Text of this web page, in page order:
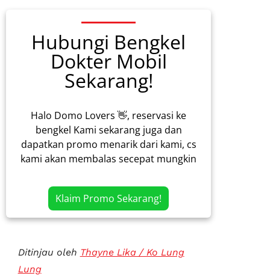
Hubungi Bengkel
Dokter Mobil
Sekarang!
Halo Domo Lovers 👋, reservasi ke
bengkel Kami sekarang juga dan
dapatkan promo menarik dari kami, cs
kami akan membalas secepat mungkin
Klaim Promo Sekarang!
Ditinjau oleh Thayne Lika / Ko Lung
Lung